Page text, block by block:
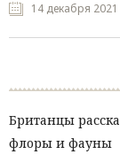
14 декабря
Британцы
флоры и фауны